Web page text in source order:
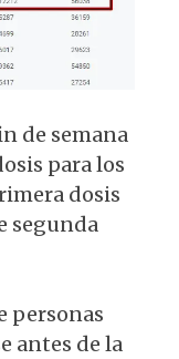
de semana
para los
dosis
segunda
personas
antes de la